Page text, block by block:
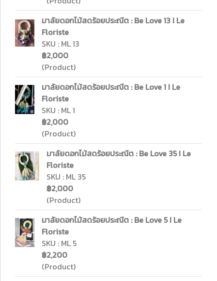
มาลัยดอกไม้สดร้อยประณีต : Be Love 13 I Le
Floriste
SKU : ML 13
฿2,000
(Product)
มาลัยดอกไม้สดร้อยประณีต : Be Love 1 I Le
Floriste
SKU : ML 1
฿2,000
(Product)
มาลัยดอกไม้สดร้อยประณีต : Be Love 35 I Le
Floriste
SKU : ML 35
฿2,000
(Product)
มาลัยดอกไม้สดร้อยประณีต : Be Love 5 I Le
Floriste
SKU : ML 5
฿2,200
(Product)